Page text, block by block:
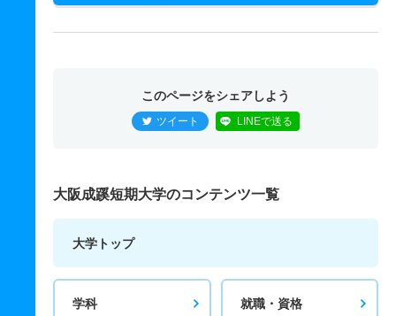
このページをシェアしよう
ツイート LINEで送る
大阪成蹊短期大学のコンテンツ一覧
大学トップ
学科 就職・資格